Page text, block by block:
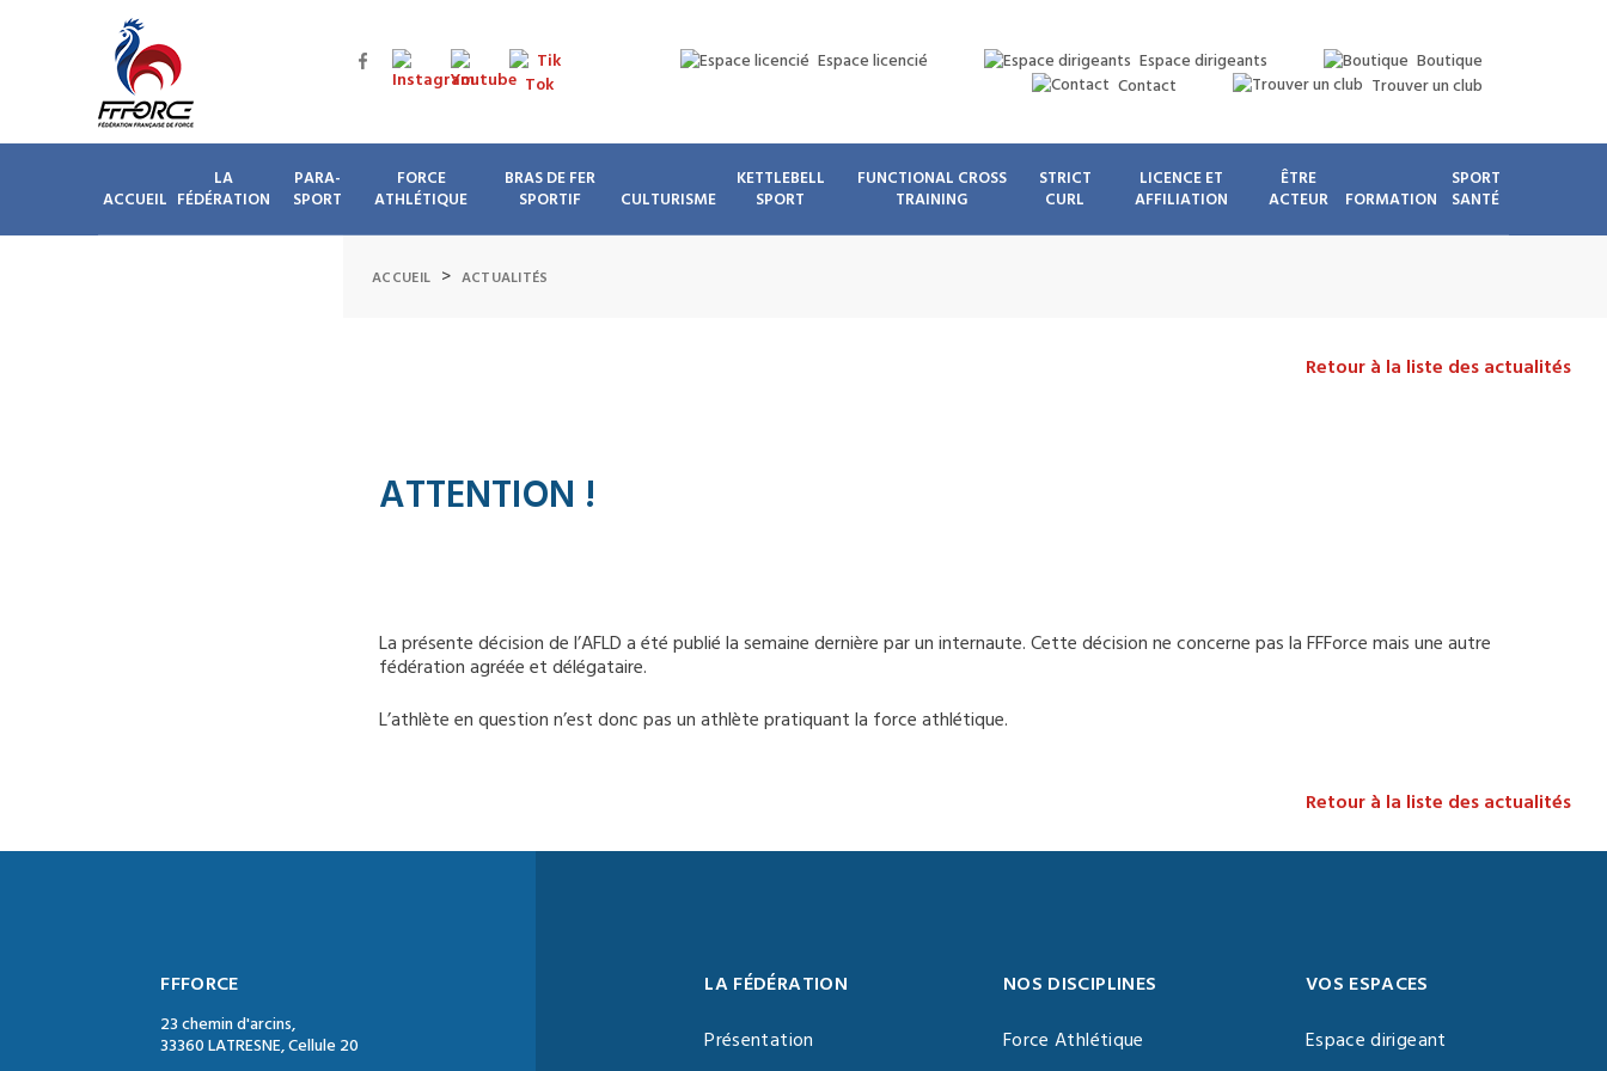
Espace licencié Espace dirigeants
Boutique
Contact
Trouver un club
ACCUEIL
LA
FÉDÉRATION
PARA-
SPORT
FORCE
ATHLÉTIQUE
BRAS DE FER
SPORTIF
CULTURISME
KETTLEBELL
SPORT
FUNCTIONAL CROSS
TRAINING
STRICT
CURL
LICENCE ET
AFFILIATION
ÊTRE
ACTEUR
FORMATION
SPORT
SANTÉ
ACCUEIL > ACTUALITÉS
Retour à la liste des actualités
ATTENTION !
La présente décision de l’AFLD a été publié la semaine dernière par un internaute. Cette décision ne concerne pas la FFForce mais une autre
fédération agréée et délégataire.
L’athlète en question n’est donc pas un athlète pratiquant la force athlétique.
Retour à la liste des actualités
FFFORCE
23 chemin d'arcins,
33360 LATRESNE, Cellule 20
LA FÉDÉRATION
Présentation
NOS DISCIPLINES
Force Athlétique
VOS ESPACES
Espace dirigeant